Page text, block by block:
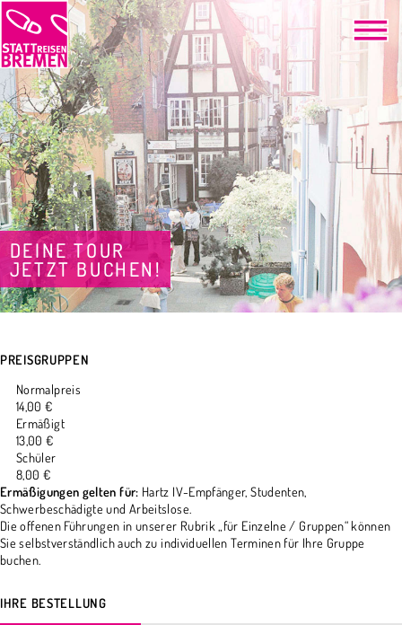
DEINE TOUR
JETZT BUCHEN!
PREISGRUPPEN
Normalpreis
14,00 €
Ermäßigt
13,00 €
Schüler
8,00 €
Ermäßigungen gelten für: Hartz IV-Empfänger, Studenten,
Schwerbeschädigte und Arbeitslose.
Die offenen Führungen in unserer Rubrik „für Einzelne / Gruppen“ können
Sie selbstverständlich auch zu individuellen Terminen für Ihre Gruppe
buchen.
IHRE BESTELLUNG